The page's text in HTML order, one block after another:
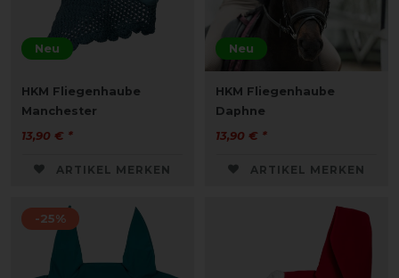
Neu
HKM Fliegenhaube
Manchester
13,90 € *
ARTIKEL MERKEN
Neu
HKM Fliegenhaube
Daphne
13,90 € *
ARTIKEL MERKEN
-25%